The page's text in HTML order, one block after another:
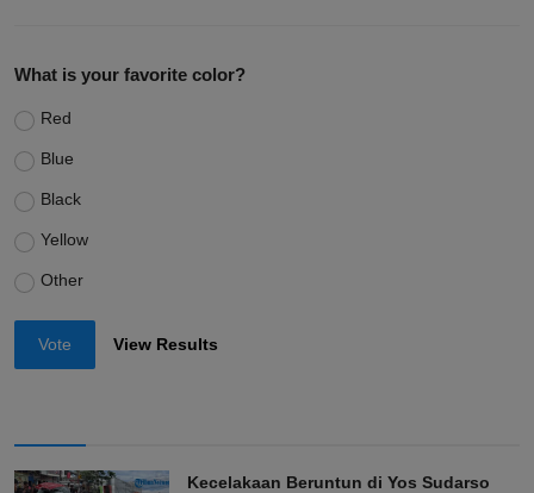
What is your favorite color?
Red
Blue
Black
Yellow
Other
Vote View Results
Kecelakaan Beruntun di Yos Sudarso